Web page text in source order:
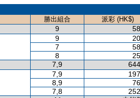
勝出組合
派彩 (HK$)
9
9
7
8
7,9
7,9
8,9
7,8